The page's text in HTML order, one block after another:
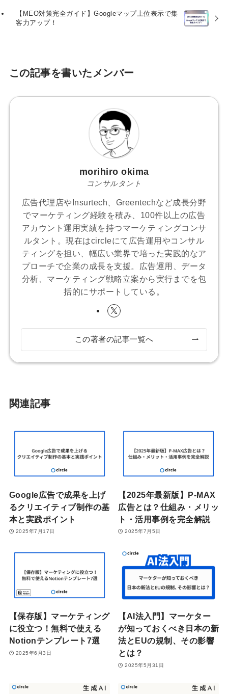
【MEO対策完全ガイド】Googleマップ上位表示で集
客力アップ！
この記事を書いたメンバー
morihiro okima
コンサルタント
広告代理店やInsurtech、Greentechなど成長分野
でマーケティング経験を積み、100件以上の広告
アカウント運用実績を持つマーケティングコンサ
ルタント。現在はcircleにて広告運用やコンサル
ティングを担い、幅広い業界で培った実践的なア
プローチで企業の成長を支援。広告運用、データ
分析、マーケティング戦略立案から実行までを包
括的にサポートしている。
この著者の記事一覧へ
関連記事
Google広告で成果を上げ
るクリエイティブ制作の基
本と実践ポイント
2025年7月17日
【2025年最新版】P-MAX
広告とは？仕組み・メリッ
ト・活用事例を完全解説
2025年7月5日
【保存版】マーケティング
に役立つ！無料で使える
Notionテンプレート7選
2025年6月3日
【AI法入門】マーケター
が知っておくべき日本の新
法とEUの規制、その影響
とは？
2025年5月31日